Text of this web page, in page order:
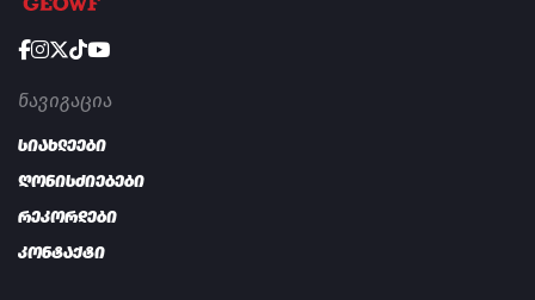
ᲜᲐᲕᲘᲒᲐᲪᲘᲐ
სიახლეები
ღონისძიებები
რეკორდები
კონტაქტი